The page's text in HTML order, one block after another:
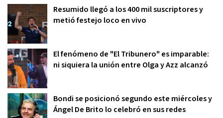
Resumido llegó a los 400 mil suscriptores y
metió festejo loco en vivo
El fenómeno de "El Tribunero" es imparable:
ni siquiera la unión entre Olga y Azz alcanzó
Bondi se posicionó segundo este miércoles y
Ángel De Brito lo celebró en sus redes